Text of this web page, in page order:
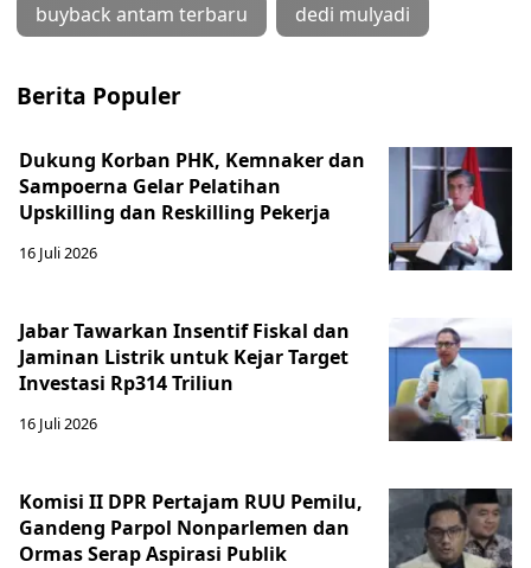
buyback antam terbaru dedi mulyadi
Berita Populer
Dukung Korban PHK, Kemnaker dan
Sampoerna Gelar Pelatihan
Upskilling dan Reskilling Pekerja
16 Juli 2026
Jabar Tawarkan Insentif Fiskal dan
Jaminan Listrik untuk Kejar Target
Investasi Rp314 Triliun
16 Juli 2026
Komisi II DPR Pertajam RUU Pemilu,
Gandeng Parpol Nonparlemen dan
Ormas Serap Aspirasi Publik